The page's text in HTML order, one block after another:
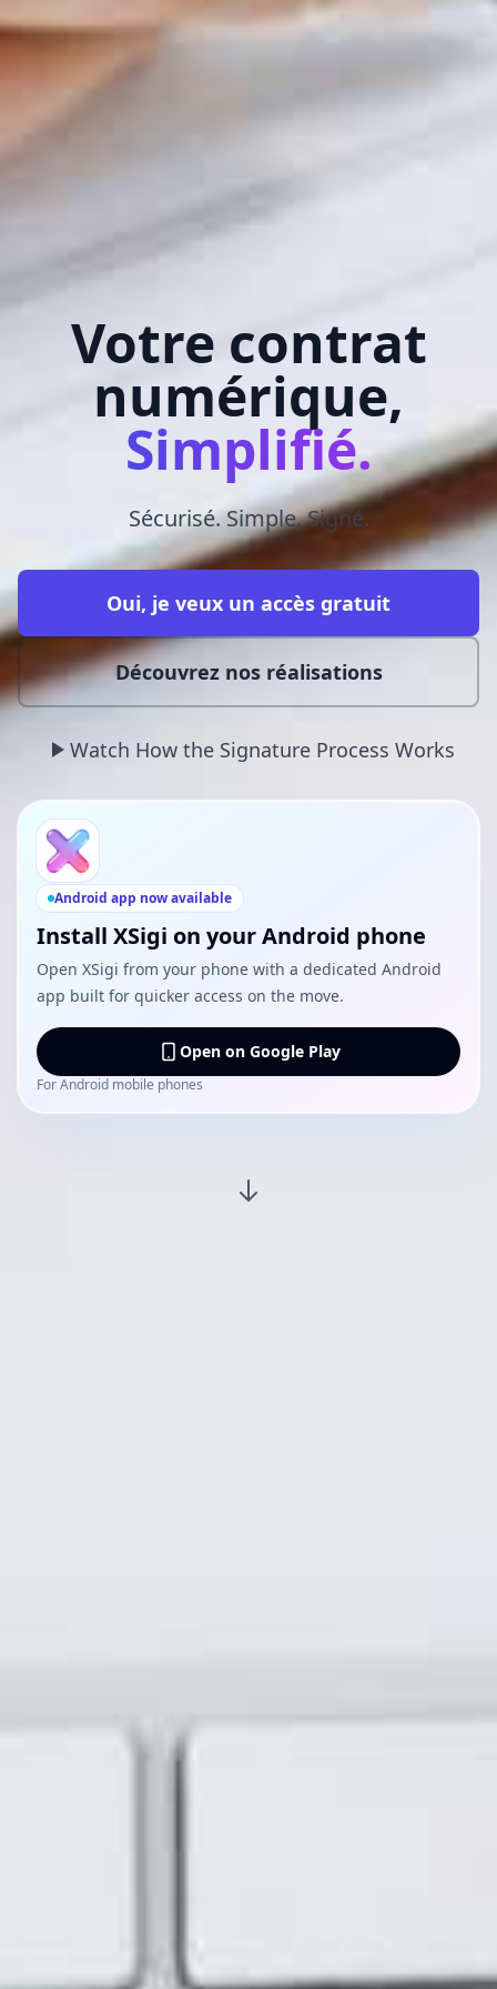
Votre contrat
numérique,
Simplifié.
Sécurisé. Simple. Signé.
Oui, je veux un accès gratuit
Découvrez nos réalisations
Watch How the Signature Process Works
Android app now available
Install XSigi on your Android phone
Open XSigi from your phone with a dedicated Android
app built for quicker access on the move.
Open on Google Play
For Android mobile phones